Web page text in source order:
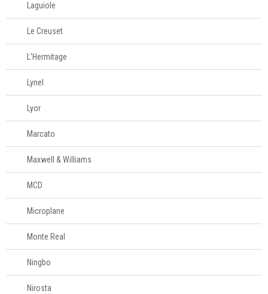
Laguiole
Le Creuset
L'Hermitage
Lynel
Lyor
Marcato
Maxwell & Williams
MCD
Microplane
Monte Real
Ningbo
Nirosta